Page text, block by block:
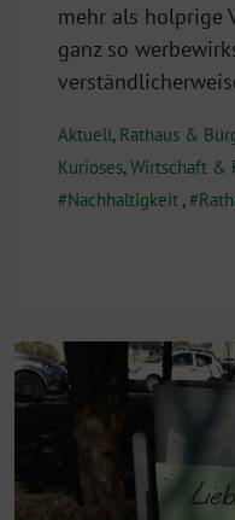
mehr als holprige
ganz so
Aktuell, Rathaus &
Kurioses,Wirtschaft &
Nachhaltigkeit ,